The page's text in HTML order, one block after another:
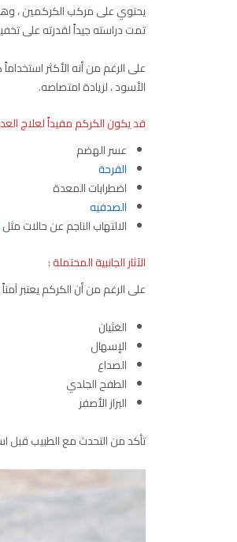
يحتوي على مركب الكركمين ، وهو
تمت دراسته جيداً لقدرته على
على الرغم من أنه الأكثر
الأسود ، لزيادة امتصاصه.
قد يكون الكركم مفيداً لعلاج
عسر الهضم
القرحة
اضطرابات المعدة
الصدفيه
الالتهاب الناجم عن حالات مثل
الآثار الجانبية المحتملة :
على الرغم من أن الكركم يعتبر
الغثيان
الإسهال
الصداع
الطفح الجلدي
البراز الأصفر
تأكد من التحدث مع الطبيب قبل